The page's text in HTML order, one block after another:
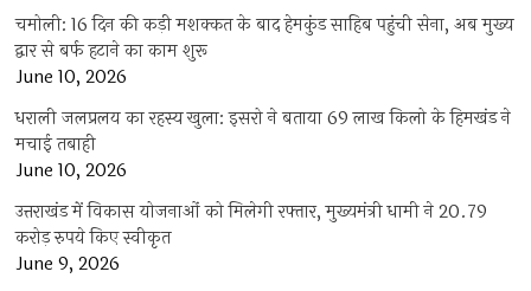
चमोली: 16 दिन की कड़ी मशक्कत के बाद हेमकुंड साहिब पहुंची सेना, अब मुख्य
द्वार से बर्फ हटाने का काम शुरू
June 10, 2026
धराली जलप्रलय का रहस्य खुला: इसरो ने बताया 69 लाख किलो के हिमखंड ने
मचाई तबाही
June 10, 2026
उत्तराखंड में विकास योजनाओं को मिलेगी रफ्तार, मुख्यमंत्री धामी ने 20.79
करोड़ रुपये किए स्वीकृत
June 9, 2026